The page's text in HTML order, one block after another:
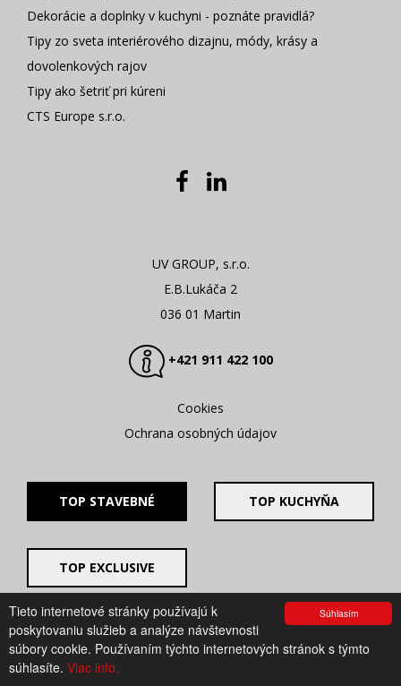
Súhlasím
Tieto internetové stránky používajú k
poskytovaniu služieb a analýze návštevnosti
súbory cookie. Používaním týchto internetových stránok s týmto
súhlasíte. Viac info.
Dekorácie a doplnky v kuchyni - poznáte pravidlá?
Tipy zo sveta interiérového dizajnu, módy, krásy a
dovolenkových rajov
Tipy ako šetriť pri kúreni
CTS Europe s.r.o.
UV GROUP, s.r.o.
E.B.Lukáča 2
036 01 Martin
+421 911 422 100
Cookies
Ochrana osobných údajov
TOP STAVEBNÉ TOP KUCHYŇA
TOP EXCLUSIVE
© 2008 - 2026. UV GROUP s.r.o. |
Created by CTS Europe
s.r.o.